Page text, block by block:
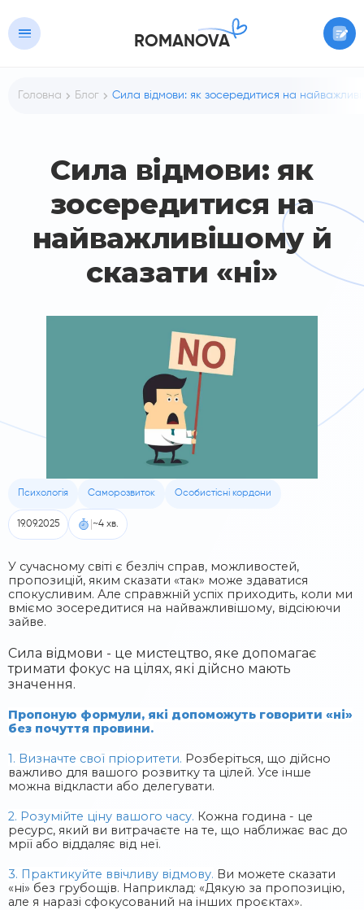
ROMANOVA
Головна Блог Сила відмови: як зосередитися на
Сила відмови: як
зосередитися на
найважливішому й
сказати «ні»
Психологія Саморозвиток Особистісні кордони
19.09.2025 ~4 хв.
У сучасному світі є безліч справ, можливостей,
пропозицій, яким сказати «так» може здаватися
спокусливим. Але справжній успіх приходить, коли ми
вміємо зосередитися на найважливішому, відсіюючи
зайве.
Сила відмови - це мистецтво, яке допомагає
тримати фокус на цілях, які дійсно мають
значення.
Пропоную формули, які допоможуть говорити «ні»
без почуття провини.
1. Визначте свої пріоритети. Розберіться, що дійсно
важливо для вашого розвитку та цілей. Усе інше
можна відкласти або делегувати.
2. Розумійте ціну вашого часу. Кожна година - це
ресурс, який ви витрачаєте на те, що наближає вас до
мрії або віддаляє від неї.
3. Практикуйте ввічливу відмову. Ви можете сказати
«ні» без грубощів. Наприклад: «Дякую за пропозицію,
але я наразі сфокусований на інших проєктах».